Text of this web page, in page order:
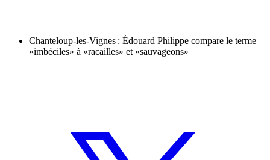
Chanteloup-les-Vignes : Édouard Philippe compare le terme
«imbéciles» à «racailles» et «sauvageons»